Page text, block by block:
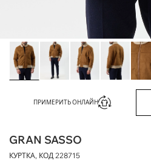
ПРИМЕРИТЬ ОНЛАЙН
GRAN SASSO
КУРТКА, КОД 228715